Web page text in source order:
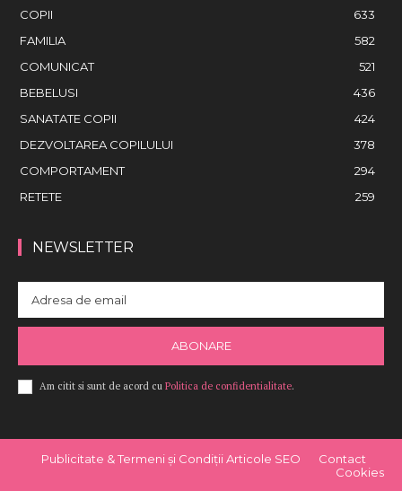
COPII
633
FAMILIA
582
COMUNICAT
521
BEBELUSI
436
SANATATE COPII
424
DEZVOLTAREA COPILULUI
378
COMPORTAMENT
294
RETETE
259
NEWSLETTER
ABONARE
Am citit si sunt de acord cu Politica de confidentialitate.
Publicitate & Termeni și Condiții Articole SEO
Contact
Cookies